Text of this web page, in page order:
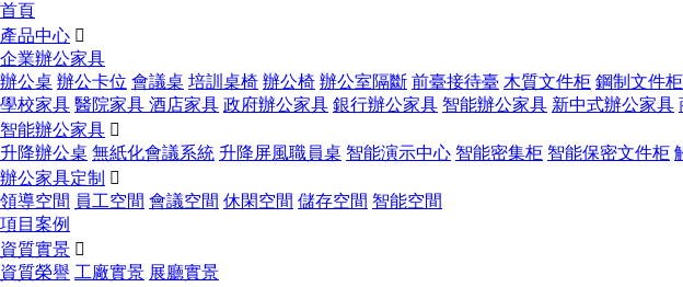
首頁
產品中心 
企業辦公家具
辦公桌 辦公卡位 會議桌 培訓桌椅 辦公椅 辦公室隔斷 前臺接待臺 木質文件柜 鋼制文件柜
學校家具 醫院家具 酒店家具 政府辦公家具 銀行辦公家具 智能辦公家具 新中式辦公家具
智能辦公家具 
升降辦公桌 無紙化會議系統 升降屏風職員桌 智能演示中心 智能密集柜 智能保密文件柜
辦公家具定制 
領導空間 員工空間 會議空間 休閑空間 儲存空間 智能空間
項目案例
資質實景 
資質榮譽 工廠實景 展廳實景